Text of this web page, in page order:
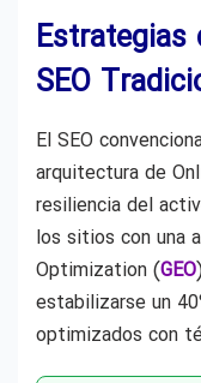
Estrategias
SEO
El SEO
arquitectura de
resiliencia del
los sitios con una
Optimization (GEO
estabilizarse un
optimizados con